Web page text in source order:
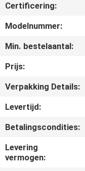
CONTACTEER
ONS
VERZOEK
EEN
CITAAT
Certificering:
Modelnummer:
Min. bestelaantal:
Prijs:
Verpakking Details:
Levertijd:
Betalingscondities:
Levering
vermogen: